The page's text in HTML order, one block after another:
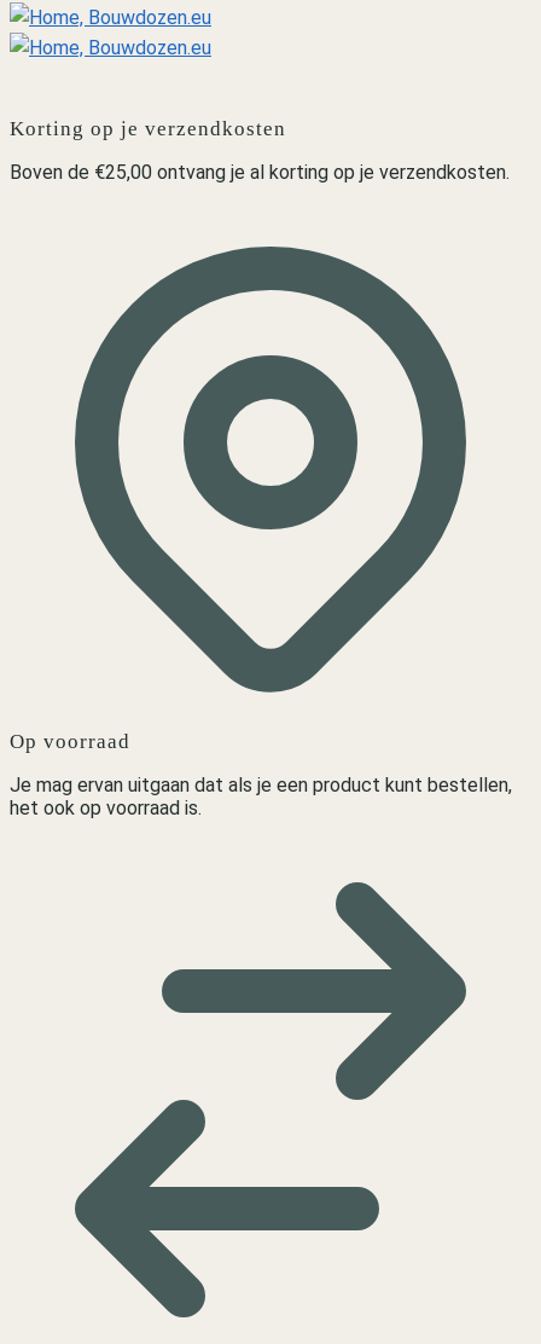
Korting op je verzendkosten
Boven de €25,00 ontvang je al korting op je verzendkosten.
Op voorraad
Je mag ervan uitgaan dat als je een product kunt bestellen,
het ook op voorraad is.